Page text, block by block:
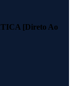
[Direto Ao